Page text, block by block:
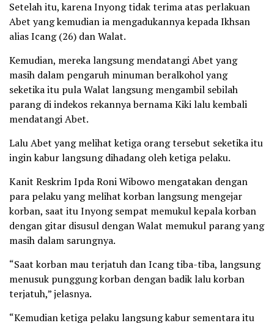
Setelah itu, karena Inyong tidak terima atas perlakuan
Abet yang kemudian ia mengadukannya kepada Ikhsan
alias Icang (26) dan Walat.
Kemudian, mereka langsung mendatangi Abet yang
masih dalam pengaruh minuman beralkohol yang
seketika itu pula Walat langsung mengambil sebilah
parang di indekos rekannya bernama Kiki lalu kembali
mendatangi Abet.
Lalu Abet yang melihat ketiga orang tersebut seketika itu
ingin kabur langsung dihadang oleh ketiga pelaku.
Kanit Reskrim Ipda Roni Wibowo mengatakan dengan
para pelaku yang melihat korban langsung mengejar
korban, saat itu Inyong sempat memukul kepala korban
dengan gitar disusul dengan Walat memukul parang yang
masih dalam sarungnya.
“Saat korban mau terjatuh dan Icang tiba-tiba, langsung
menusuk punggung korban dengan badik lalu korban
terjatuh,” jelasnya.
“Kemudian ketiga pelaku langsung kabur sementara itu